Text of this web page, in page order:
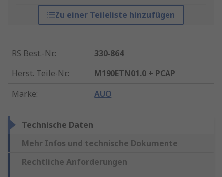
Zu einer Teileliste hinzufügen
RS Best.-Nr.:
330-864
Herst. Teile-Nr.:
M190ETN01.0 + PCAP
Marke: AUO
Technische Daten
Mehr Infos und technische Dokumente
Rechtliche Anforderungen